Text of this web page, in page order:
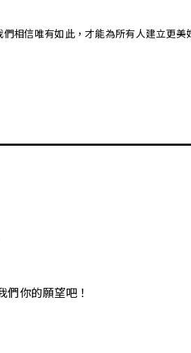
相信唯有如此，才能為所有人建立更美
們你的願望吧！